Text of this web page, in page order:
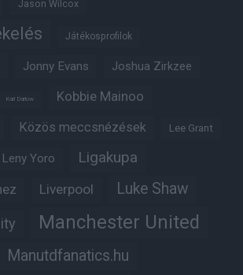
Jason Wilcox
Játékosprofilok
Jonny Evans Joshua Zirkzee
Karl Darlow Kobbie Mainoo
Közös meccsnézések Lee Grant
Leny Yoro Ligakupa
Liverpool Luke Shaw
Manchester United
Manutdfanatics.hu